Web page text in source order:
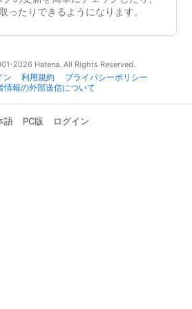
ったりできるようになります。
2026 Hatena. All Rights Reserved.
ン 利用規約
プライバシーポリシー
情報の外部送信について
語 PC版 ログイン